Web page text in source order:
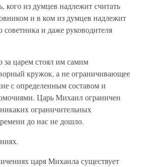
кого из думцев надлежит считать
и в ком из думцев надлежит
советника и даже руководителя
за царем стоял им самим
кружок, а не ограничивающее
с определенным составом и
Царь Михаил ограничен
ограничительных
до нас не дошло.
царя Михаила существует